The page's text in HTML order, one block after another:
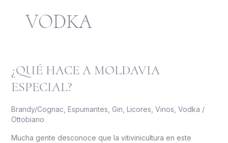
VODKA
¿QUÉ HACE A MOLDAVIA
ESPECIAL?
Brandy/Cognac Espumantes Gin Licores Vinos Vodka /
Ottobiano
Mucha gente desconoce que la vitivinicultura en este
¿Qué
hace
a
especial?